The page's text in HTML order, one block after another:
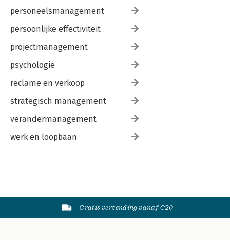
personeelsmanagement
persoonlijke effectiviteit
projectmanagement
psychologie
reclame en verkoop
strategisch management
verandermanagement
werk en loopbaan
Gratis verzending vanaf €20